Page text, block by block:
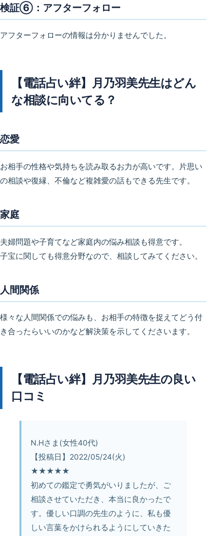
検証⑥：アフターフォロー
アフターフォローの情報は分かりませんでした。
【電話占い絆】月乃羽美先生はどん
な相談に向いてる？
恋愛
お相手の性格や気持ちを読み取るお力が高いです。片思い
の相談や復縁、不倫など複雑愛の話もできる先生です。
家庭
夫婦問題や子育てなど家庭内の悩み相談も得意です。
子宝に関しても得意分野なので、相談してみてください。
人間関係
様々な人間関係での悩みも、お相手の特徴を捉えてどう付
き合ったらいいのかなど解決策を示してくださいます。
【電話占い絆】月乃羽美先生の良い
口コミ
N.Hさま(女性40代)
【投稿日】2022/05/24(火)
★★★★★
初めての鑑定で勇気がいりましたが、ご
相談させていただき、本当に良かったで
す。優しい口調の先生のように、私も優
しい言葉をかけられるようにしていきた